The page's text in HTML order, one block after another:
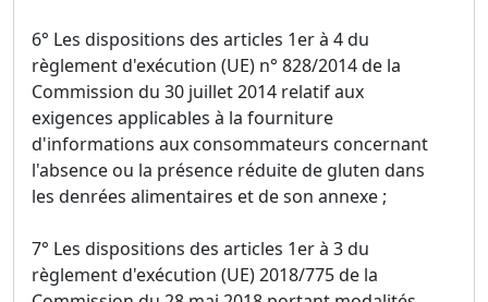
6° Les dispositions des articles 1er à 4 du
règlement d'exécution (UE) n° 828/2014 de la
Commission du 30 juillet 2014 relatif aux
exigences applicables à la fourniture
d'informations aux consommateurs concernant
l'absence ou la présence réduite de gluten dans
les denrées alimentaires et de son annexe ;
7° Les dispositions des articles 1er à 3 du
règlement d'exécution (UE) 2018/775 de la